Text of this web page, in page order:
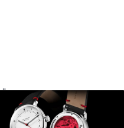
SIE AUCH INTERESSIEREN: